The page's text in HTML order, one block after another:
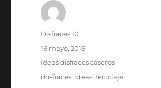
Autor
Disfraces 10
Publicado
el
16 mayo, 2019
Categorías
Ideas disfraces caseros
Etiquetas
dosfraces, ideas, reciclaje